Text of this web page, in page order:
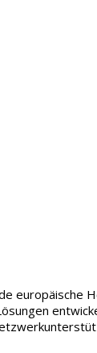
europäische